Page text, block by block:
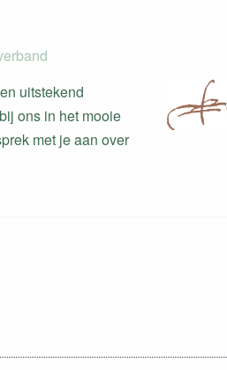
uitstekend
ons in het mooie
met je aan over